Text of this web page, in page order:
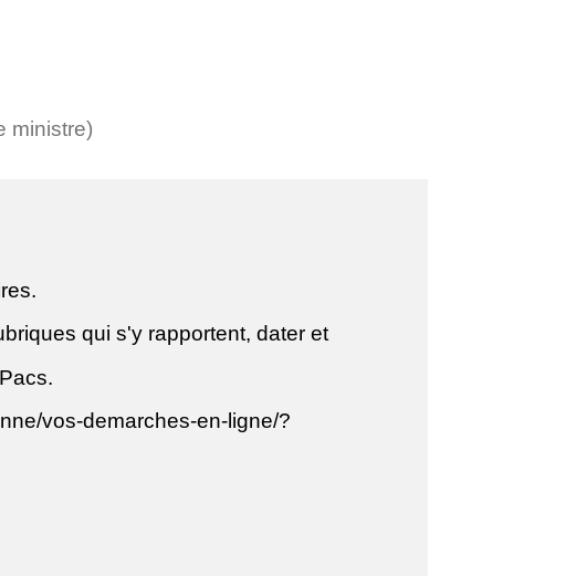
ministre)
qui s'y rapportent, dater et
vos-demarches-en-ligne/?